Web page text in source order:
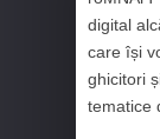
digital
care își
ghicitori
tematice